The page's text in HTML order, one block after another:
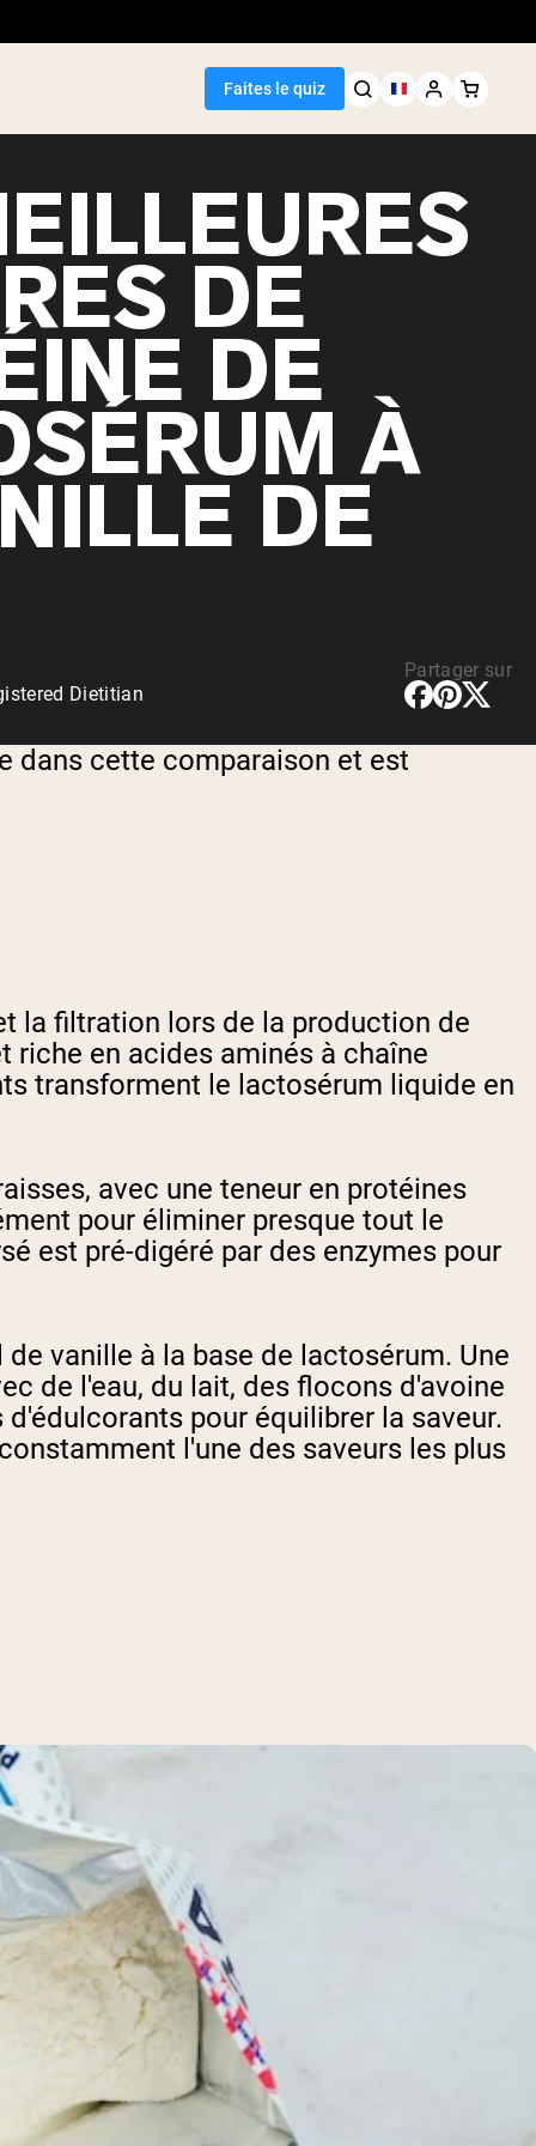
Faites le quiz
Meilleure Vente
pois
Véganes
DE
DE
À
DE
Dietitian
Partager sur
dans cette comparaison et est
la filtration lors de la production de
riche en acides aminés à chaîne
transforment le lactosérum liquide en
avec une teneur en protéines
pour éliminer presque tout le
est pré-digéré par des enzymes pour
vanille à la base de lactosérum. Une
de l'eau, du lait, des flocons d'avoine
pour équilibrer la saveur.
l'une des saveurs les plus